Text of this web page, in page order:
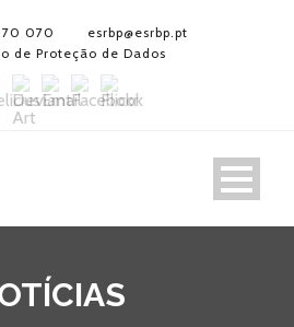
070
esrbp@esrbp.pt
de Proteção de Dados